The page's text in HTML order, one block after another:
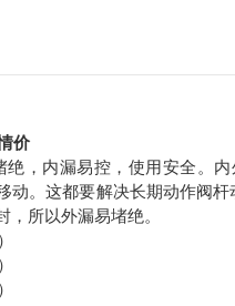
价
，内漏易控，使用安全。
动。这都要解决长期动作阀
所以外漏易堵绝。